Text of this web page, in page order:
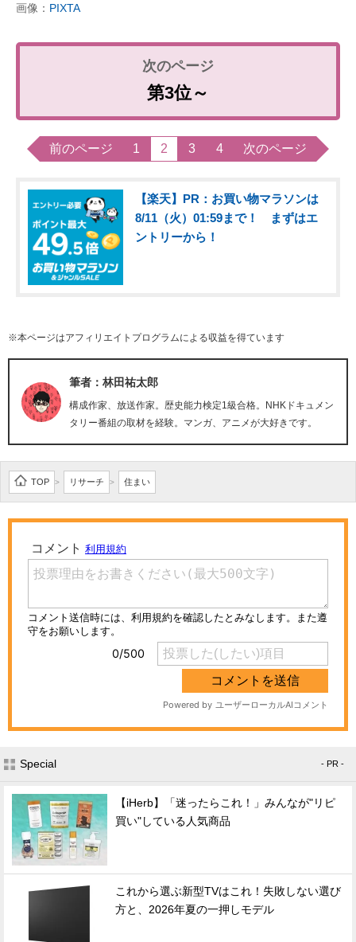
画像： PIXTA
第3位～
前のページ 1 2 3 4 次のページ
【楽天】PR：お買い物マラソンは
8/11（火）01:59まで！ まずはエ
ントリーから！
※本ページはアフィリエイトプログラムによる収益を得ています
筆者：林田祐太郎
構成作家、放送作家。歴史能力検定1級合格。NHKドキュメン
タリー番組の取材を経験。マンガ、アニメが大好きです。
TOP > リサーチ > 住まい
Special - PR -
【iHerb】「迷ったらこれ！」みんなが"リピ
買い"している人気商品
これから選ぶ新型TVはこれ！失敗しない選び
方と、2026年夏の一押しモデル